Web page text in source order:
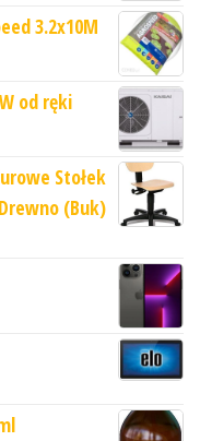
3.2x10M
od ręki
Stołek
(Buk)